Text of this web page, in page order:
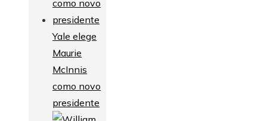
Yale elege
Maurie
McInnis
como novo
presidente